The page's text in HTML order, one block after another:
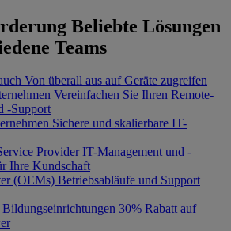
Beliebte Lösungen
Teams
Von überall aus auf Geräte zugreifen
Vereinfachen Sie Ihren Remote-
-Support
Sichere und skalierbare IT-
Provider IT-Management und -
Ihre Kundschaft
(OEMs) Betriebsabläufe und Support
30% Rabatt auf